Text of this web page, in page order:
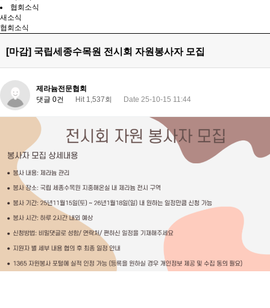
협회소식
새소식
협회소식
[마감] 국립세종수목원 전시회 자원봉사자 모집
제라늄전문협회
댓글 0건
Hit 1,537회 Date 25-10-15 11:44